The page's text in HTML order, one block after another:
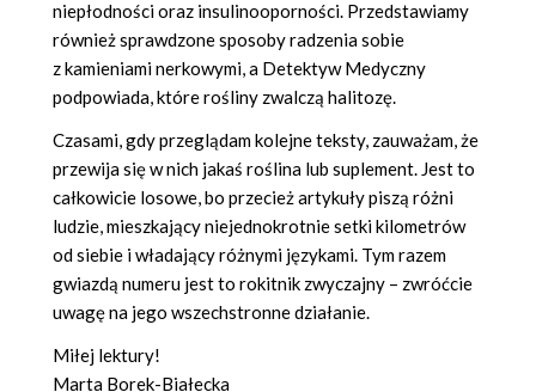
niepłodności oraz insulinooporności. Przedstawiamy
również sprawdzone sposoby radzenia sobie
z kamieniami nerkowymi, a Detektyw Medyczny
podpowiada, które rośliny zwalczą halitozę.
Czasami, gdy przeglądam kolejne teksty, zauważam, że
przewija się w nich jakaś roślina lub suplement. Jest to
całkowicie losowe, bo przecież artykuły piszą różni
ludzie, mieszkający niejednokrotnie setki kilometrów
od siebie i władający różnymi językami. Tym razem
gwiazdą numeru jest to rokitnik zwyczajny – zwróćcie
uwagę na jego wszechstronne działanie.
Miłej lektury!
Marta Borek-Białecka